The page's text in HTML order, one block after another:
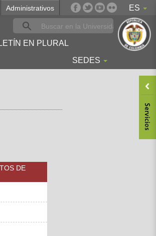
ES
Administrativos
EN PLURAL
SEDES
DE